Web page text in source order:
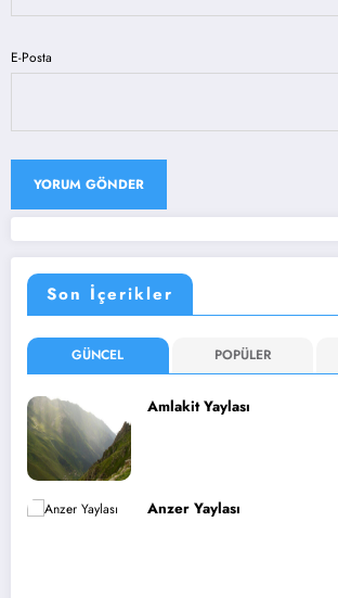
E-Posta
Son İçerikler
GÜNCEL POPÜLER
Amlakit Yaylası
Anzer Yaylası